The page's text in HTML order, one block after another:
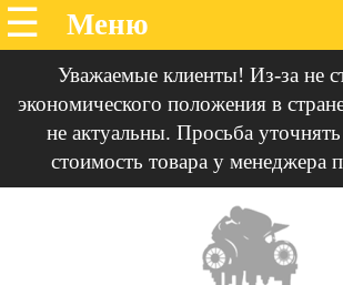
Уважаемые клиенты! Из-за не
экономического положения в
не актуальны. Просьба
стоимость товара у менеджера